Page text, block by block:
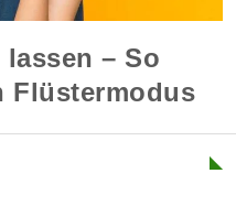
– So
Flüstermodus